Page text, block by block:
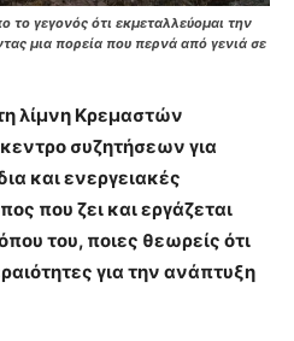
το γεγονός ότι εκμεταλλεύομαι την
μια πορεία που περνά από γενιά σε
λίμνη Κρεμαστών
συζητήσεων για
και ενεργειακές
που ζει και εργάζεται
του, ποιες θεωρείς ότι
για την ανάπτυξη